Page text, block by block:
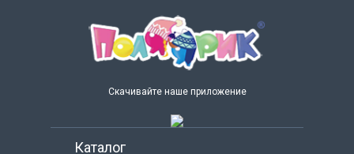
Скачивайте наше приложение
Каталог